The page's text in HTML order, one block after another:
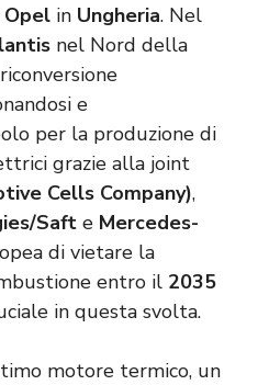
Opel in Ungheria. Nel
nel Nord della
e
per la produzione di
grazie alla joint
Cells Company),
Saft e Mercedes-
di vietare la
entro il 2035
in questa svolta.
motore termico, un